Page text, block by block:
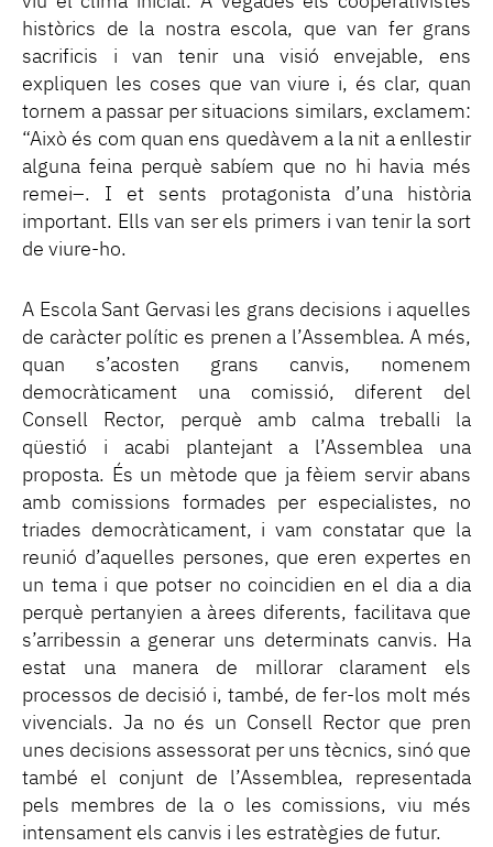
històrics de la nostra escola, que van fer grans
sacrificis i van tenir una visió envejable, ens
expliquen les coses que van viure i, és clar, quan
tornem a passar per situacions similars, exclamem:
“Això és com quan ens quedàvem a la nit a enllestir
alguna feina perquè sabíem que no hi havia més
remei–. I et sents protagonista d’una història
important. Ells van ser els primers i van tenir la sort
de viure-ho.
A Escola Sant Gervasi les grans decisions i aquelles
de caràcter polític es prenen a l’Assemblea. A més,
quan s’acosten grans canvis, nomenem
democràticament una comissió, diferent del
Consell Rector, perquè amb calma treballi la
qüestió i acabi plantejant a l’Assemblea una
proposta. És un mètode que ja fèiem servir abans
amb comissions formades per especialistes, no
triades democràticament, i vam constatar que la
reunió d’aquelles persones, que eren expertes en
un tema i que potser no coincidien en el dia a dia
perquè pertanyien a àrees diferents, facilitava que
s’arribessin a generar uns determinats canvis. Ha
estat una manera de millorar clarament els
processos de decisió i, també, de fer-los molt més
vivencials. Ja no és un Consell Rector que pren
unes decisions assessorat per uns tècnics, sinó que
també el conjunt de l’Assemblea, representada
pels membres de la o les comissions, viu més
intensament els canvis i les estratègies de futur.